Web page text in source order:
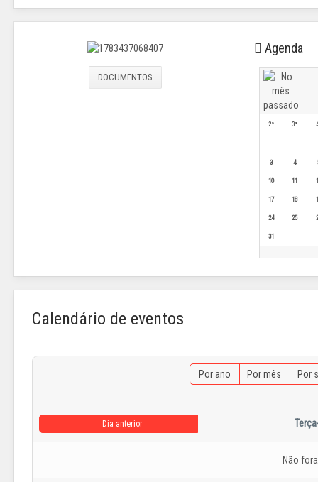
DOCUMENTOS
Agenda
2ª 3ª
3 4
10 11
17 18
24 25
31
Calendário de eventos
Por ano Por mês Por
Dia anterior
Não